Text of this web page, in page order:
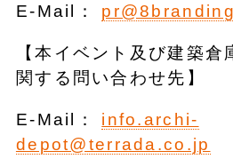
E-Mail：
【本イベント及び建築倉
関する問い合わせ先】
E-Mail： info.archi-
depot@terrada.co.jp